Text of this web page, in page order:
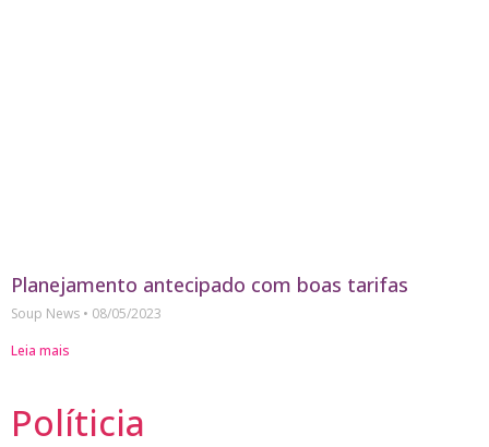
Planejamento antecipado com boas tarifas
Soup News
08/05/2023
Leia mais
Políticia